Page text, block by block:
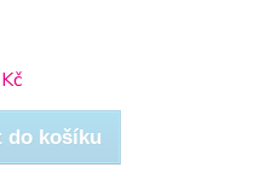
do košíku